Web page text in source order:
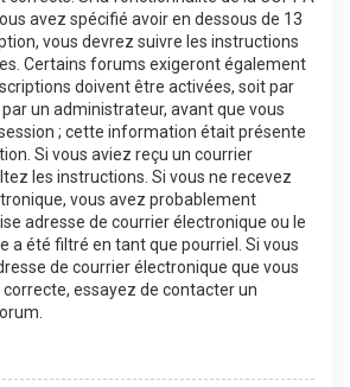
avez spécifié avoir en dessous de 13
vous devrez suivre les instructions
Certains forums exigeront également
doivent être activées, soit par
un administrateur, avant que vous
; cette information était présente
Si vous aviez reçu un courrier
les instructions. Si vous ne recevez
vous avez probablement
adresse de courrier électronique ou le
a été filtré en tant que pourriel. Si vous
de courrier électronique que vous
essayez de contacter un